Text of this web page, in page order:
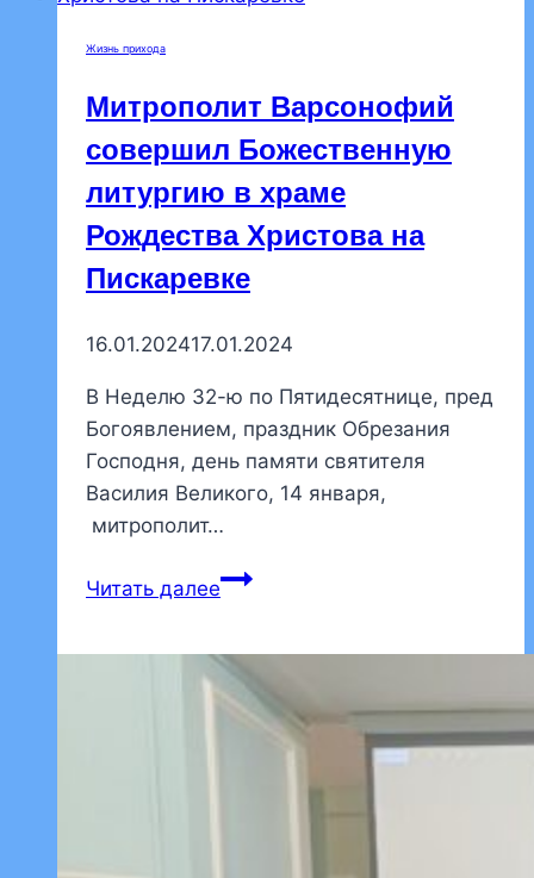
Жизнь прихода
Митрополит Варсонофий
совершил Божественную
литургию в храме
Рождества Христова на
Пискаревке
16.01.202417.01.2024
В Неделю 32-ю по Пятидесятнице, пред
Богоявлением,​ праздник Обрезания
Господня, день памяти​ святителя
Василия Великого,​ 14 января,​
митрополит…
Читать далееМитрополит
Божественную
литургию